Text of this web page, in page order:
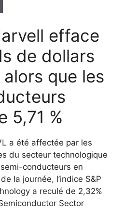
efface
de dollars
que les
5,71 %
a été affectée par les
du secteur technologique
conducteurs en
la journée, l’indice S&P
a reculé de 2,32%
Sector